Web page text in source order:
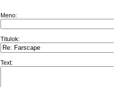
Meno:
Titulok:
Text: